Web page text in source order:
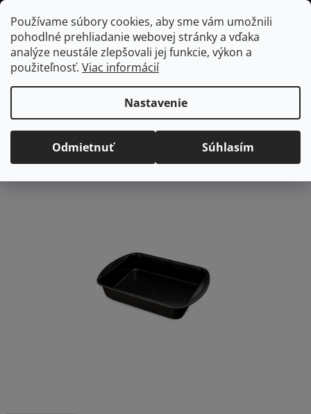
Používame súbory cookies, aby sme vám umožnili
pohodlné prehliadanie webovej stránky a vďaka
analýze neustále zlepšovali jej funkcie, výkon a
použiteľnosť. Viac informácií
Nastavenie
Odmietnuť Súhlasím
Prejsť
na
obsah
Hľadať
Domov
/ Kuchyňa / Pečenie / Formy a plechy
BERLINGERHAUS plech
na pečenie, 40 x 28,5 x 7 cm
BERLINGERHAUS plech na
pečenie, 40 x 28,5 x 7 cm
Priemerné
hodnotenie
Neohodnotené
Podrobnosti hodnotenia